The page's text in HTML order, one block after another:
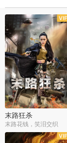
末路狂杀
末路花钱，笑泪交织